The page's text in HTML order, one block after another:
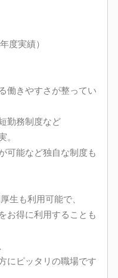
度実績）
働きやすさが整ってい
勤務制度など
。
可能など独自な制度も
生も利用可能で、
お得に利用することも
にピッタリの職場です